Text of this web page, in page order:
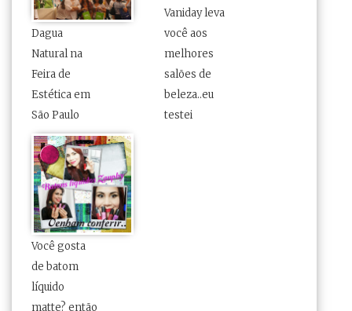
Dagua
Natural na
Feira de
Estética em
São Paulo
Vaniday leva
você aos
melhores
salões de
beleza..eu
testei
Você gosta
de batom
líquido
matte? então